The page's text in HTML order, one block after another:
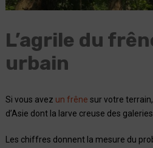
L’agrile du
urbain
Si vous avez un frêne sur votre terrain,
d’Asie dont la larve creuse des
Les chiffres donnent la mesure du